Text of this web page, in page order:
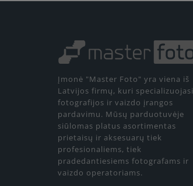
Įmonė "Master Foto" yra viena iš
Latvijos firmų, kuri specializuojasi
fotografijos ir vaizdo įrangos
pardavimu. Mūsų parduotuvėje
siūlomas platus asortimentas
prietaisų ir aksesuarų tiek
profesionaliems, tiek
pradedantiesiems fotografams ir
vaizdo operatoriams.